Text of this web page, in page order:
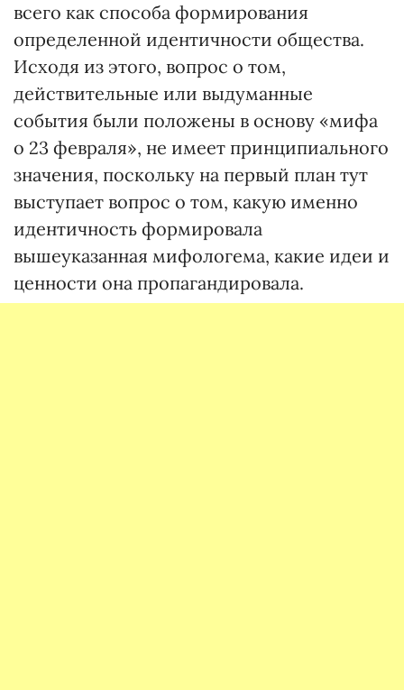
всего как способа формирования
определенной идентичности общества.
Исходя из этого, вопрос о том,
действительные или выдуманные
события были положены в основу «мифа
о 23 февраля», не имеет принципиального
значения, поскольку на первый план тут
выступает вопрос о том, какую именно
идентичность формировала
вышеуказанная мифологема, какие идеи и
ценности она пропагандировала.